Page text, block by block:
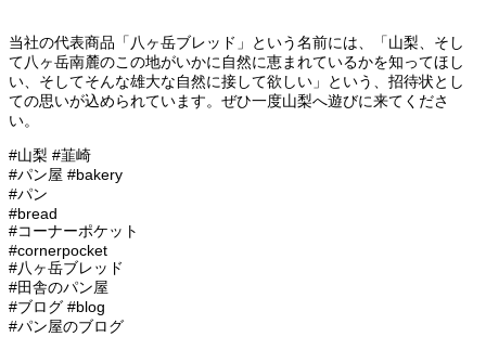
当社の代表商品「八ヶ岳ブレッド」という名前には、「山梨、そし
て八ヶ岳南麓のこの地がいかに自然に恵まれているかを知ってほし
い、そしてそんな雄大な自然に接して欲しい」という、招待状とし
ての思いが込められています。ぜひ一度山梨へ遊びに来てくださ
い。
#山梨 #韮崎
#パン屋 #bakery
#パン
#bread
#コーナーポケット
#cornerpocket
#八ヶ岳ブレッド
#田舎のパン屋
#ブログ #blog
#パン屋のブログ